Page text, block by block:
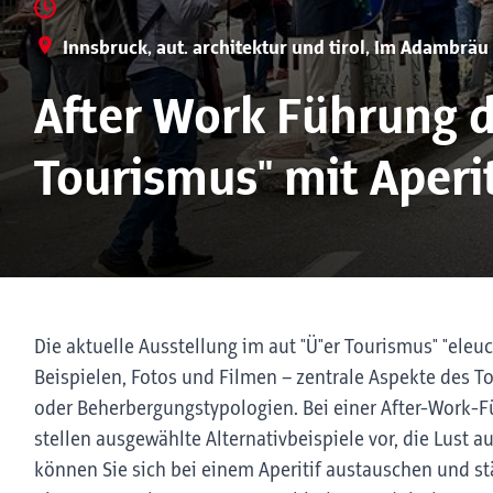
Innsbruck, aut. architektur und tirol, Im Adambräu
After Work Führung
Tourismus" mit
Die aktuelle Ausstellung im aut "Ü"er Tourismus"
Beispielen, Fotos und Filmen – zentrale Aspekte des
oder Beherbergungstypologien. Bei einer After-
stellen ausgewählte Alternativbeispiele vor, die Lust
können Sie sich bei einem Aperitif austauschen und